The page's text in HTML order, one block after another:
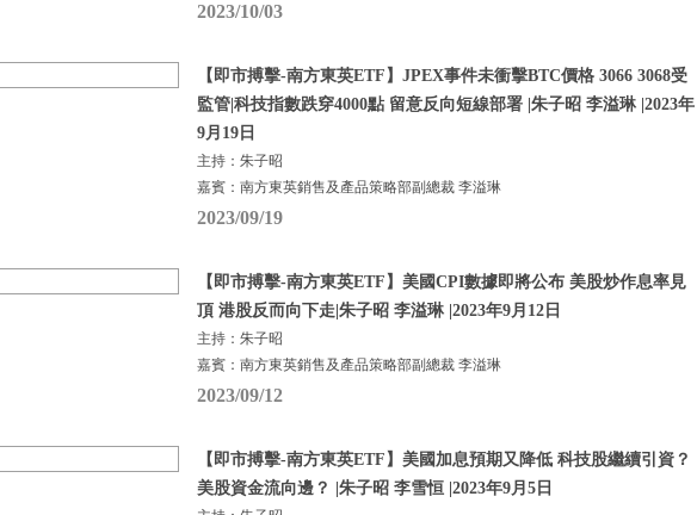
2023/10/03
【即市搏擊-南方東英ETF】JPEX事件未衝擊BTC價格 3066 3068受
監管|科技指數跌穿4000點 留意反向短線部署 |朱子昭 李溢琳 |2023年
9月19日
主持：朱子昭
嘉賓：南方東英銷售及產品策略部副總裁 李溢琳
2023/09/19
【即市搏擊-南方東英ETF】美國CPI數據即將公布 美股炒作息率見
頂 港股反而向下走|朱子昭 李溢琳 |2023年9月12日
主持：朱子昭
嘉賓：南方東英銷售及產品策略部副總裁 李溢琳
2023/09/12
【即市搏擊-南方東英ETF】美國加息預期又降低 科技股繼續引資？
美股資金流向邊？ |朱子昭 李雪恒 |2023年9月5日